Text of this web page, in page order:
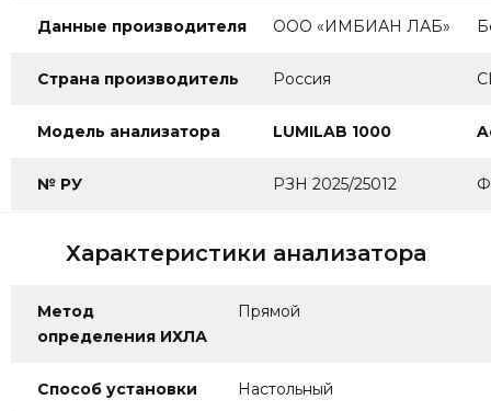
Данные производителя ООО «ИМБИАН ЛАБ»
Страна производитель Россия
Модель анализатора LUMILAB 1000
№ РУ РЗН 2025/25012
Характеристики анализатора
Метод
определения ИХЛА
Прямой
Способ установки Настольный